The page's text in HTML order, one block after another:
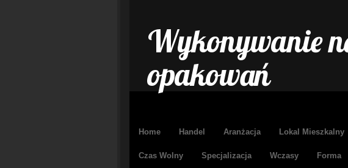
Wykonywanie
opakowań
Home Handel Aranżacja Lokal Mieszkalny
Czas Wolny Specjalizacja Wczasy Forma